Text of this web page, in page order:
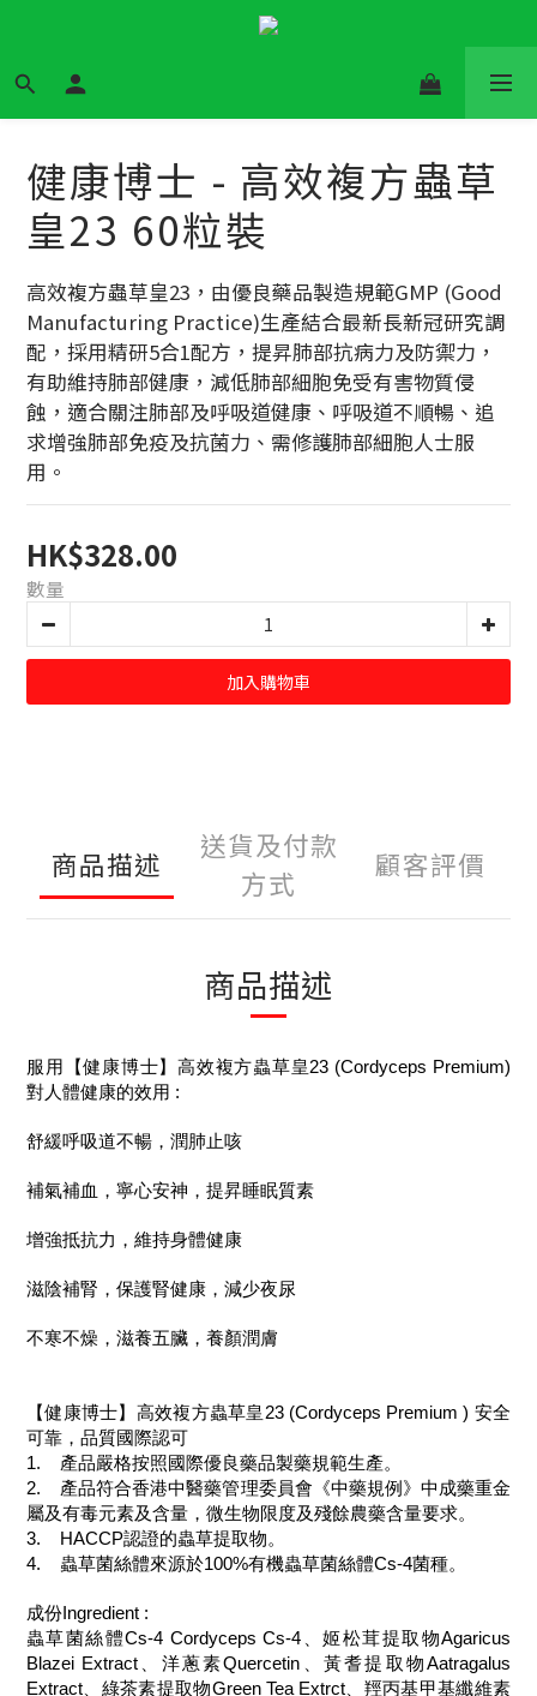
健康博士 - 高效複方蟲草
皇23 60粒裝
高效複方蟲草皇23，由優良藥品製造規範GMP (Good
Manufacturing Practice)生產結合最新長新冠研究調
配，採用精研5合1配方，提昇肺部抗病力及防禦力，
有助維持肺部健康，減低肺部細胞免受有害物質侵
蝕，適合關注肺部及呼吸道健康、呼吸道不順暢、追
求增強肺部免疫及抗菌力、需修護肺部細胞人士服
用。
HK$328.00
數量
加入購物車
商品描述
送貨及付款
方式
顧客評價
商品描述
服用【健康博士】高效複方蟲草皇23 (Cordyceps Premium)
對人體健康的效用 :
舒緩呼吸道不暢，潤肺止咳
補氣補血，寧心安神，提昇睡眠質素
增強抵抗力，維持身體健康
滋陰補腎，保護腎健康，減少夜尿
不寒不燥，滋養五臟，養顏潤膚
【健康博士】高效複方蟲草皇23 (Cordyceps Premium ) 安全
可靠，品質國際認可
1. 產品嚴格按照國際優良藥品製藥規範生產。
2. 產品符合香港中醫藥管理委員會《中藥規例》中成藥重金
屬及有毒元素及含量，微生物限度及殘餘農藥含量要求。
3. HACCP認證的蟲草提取物。
4. 蟲草菌絲體來源於100%有機蟲草菌絲體Cs-4菌種。
成份Ingredient :
蟲草菌絲體Cs-4 Cordyceps Cs-4、姬松茸提取物Agaricus
Blazei Extract、洋蔥素Quercetin、黃耆提取物Aatragalus
Extract、綠茶素提取物Green Tea Extrct、羥丙基甲基纖維素